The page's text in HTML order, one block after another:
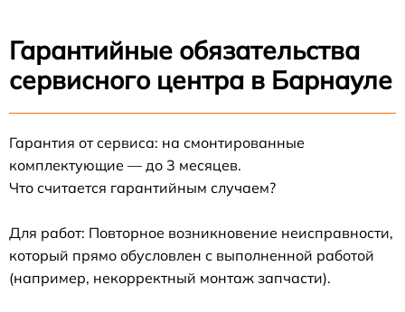
Гарантийные обязательства
сервисного центра в Барнауле
Гарантия от сервиса: на смонтированные
комплектующие — до 3 месяцев.
Что считается гарантийным случаем?
Для работ: Повторное возникновение неисправности,
который прямо обусловлен с выполненной работой
(например, некорректный монтаж запчасти).